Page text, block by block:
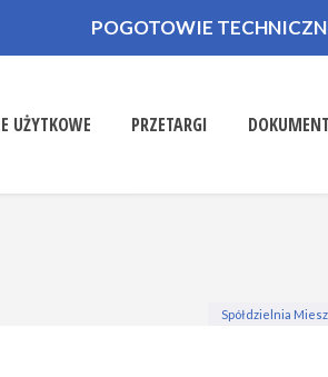
POGOTOWIE
UŻYTKOWE PRZETARGI
Spółdzielnia